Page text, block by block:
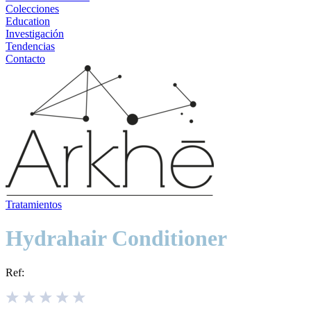
Colecciones
Education
Investigación
Tendencias
Contacto
Tratamientos
Hydrahair Conditioner
Ref: